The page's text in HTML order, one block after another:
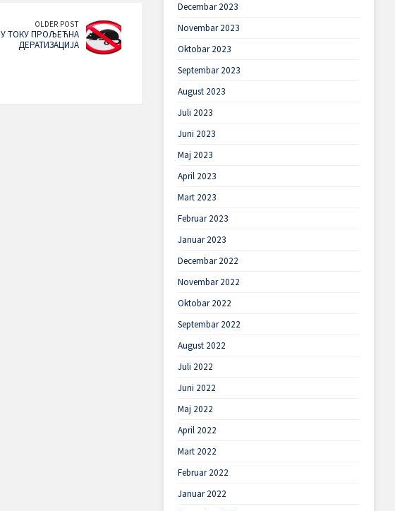
OLDER POST
У ТОКУ ПРОЉЕЋНА
ДЕРАТИЗАЦИЈА
Decembar 2023
Novembar 2023
Oktobar 2023
Septembar 2023
August 2023
Juli 2023
Juni 2023
Maj 2023
April 2023
Mart 2023
Februar 2023
Januar 2023
Decembar 2022
Novembar 2022
Oktobar 2022
Septembar 2022
August 2022
Juli 2022
Juni 2022
Maj 2022
April 2022
Mart 2022
Februar 2022
Januar 2022